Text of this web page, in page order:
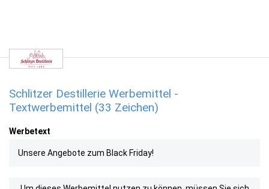
Schlitzer Destillerie Werbemittel -
Textwerbemittel (33 Zeichen)
Werbetext
Unsere Angebote zum Black Friday!